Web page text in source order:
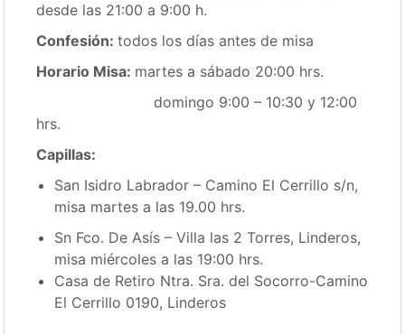
desde las 21:00 a 9:00 h.
Confesión:todos los días antes de misa
Horario Misa: martes a sábado 20:00 hrs.
domingo 9:00 – 10:30 y 12:00
hrs.
Capillas:
San Isidro Labrador – Camino El Cerrillo s/n,
misa martes a las 19.00 hrs.
Sn Fco. De Asís – Villa las 2 Torres, Linderos,
misa miércoles a las 19:00 hrs.
Casa de Retiro Ntra. Sra. del Socorro-Camino
El Cerrillo 0190, Linderos